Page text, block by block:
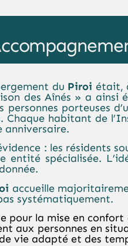
du Piroi était,
des Aînés » a ainsi
personnes porteuses
Chaque habitant de
anniversaire.
: les résidents
entité spécialisée.
accueille
systématiquement.
pour la mise en
aux personnes en
vie adapté et des